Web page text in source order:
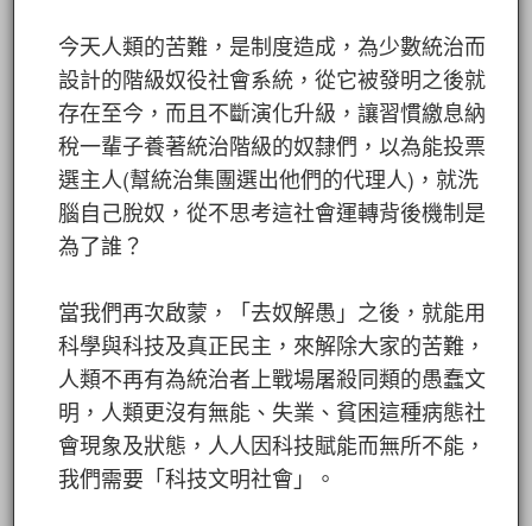
今天人類的苦難，是制度造成，為少數統治而
設計的階級奴役社會系統，從它被發明之後就
存在至今，而且不斷演化升級，讓習慣繳息納
稅一輩子養著統治階級的奴隸們，以為能投票
選主人(幫統治集團選出他們的代理人)，就洗
腦自己脫奴，從不思考這社會運轉背後機制是
為了誰？
當我們再次啟蒙，「去奴解愚」之後，就能用
科學與科技及真正民主，來解除大家的苦難，
人類不再有為統治者上戰場屠殺同類的愚蠢文
明，人類更沒有無能、失業、貧困這種病態社
會現象及狀態，人人因科技賦能而無所不能，
我們需要「科技文明社會」。